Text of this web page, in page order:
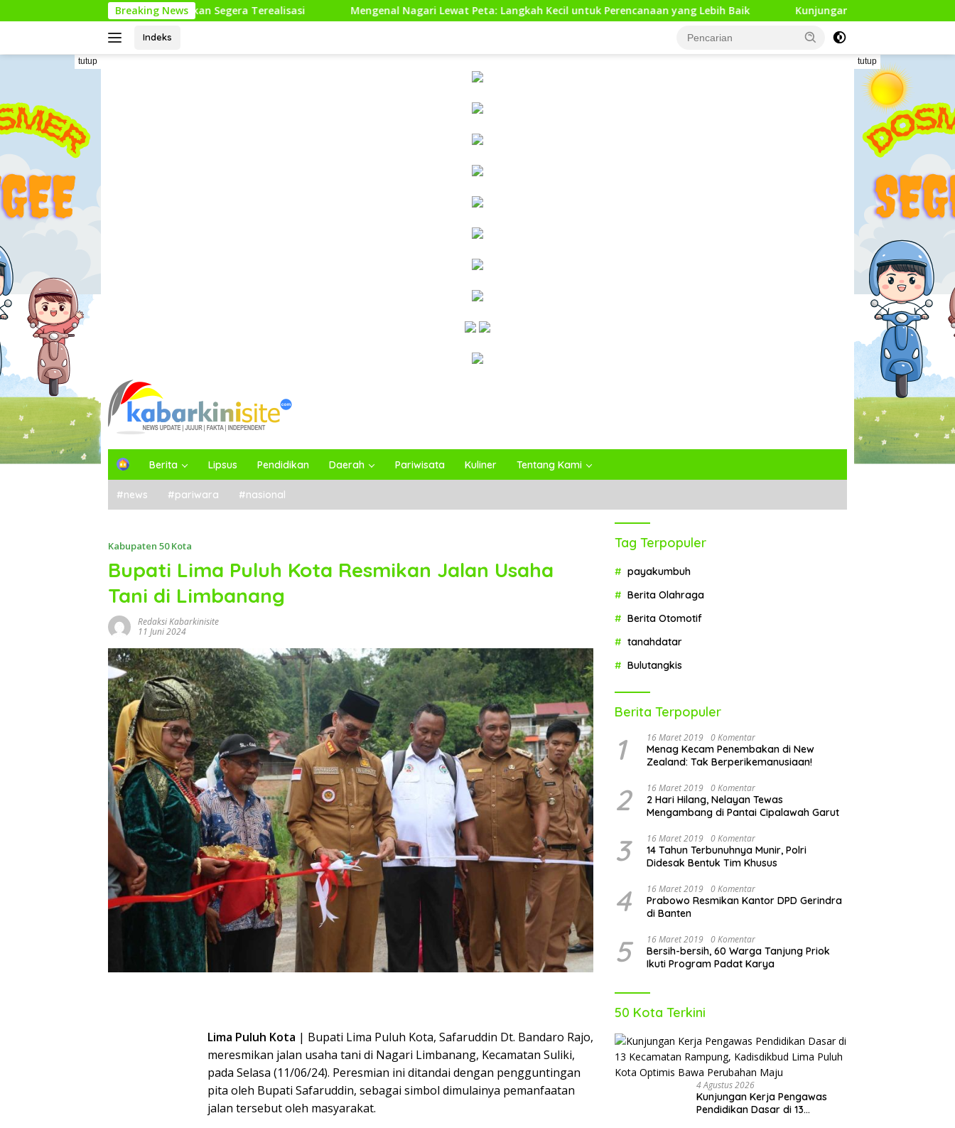
ke
Breaking News
Kota Pastikan Perbaikan Segera Terealisasi Mengenal Nagari Lewat Peta: Langkah Kecil untuk Perencanaan yang Lebih Baik Kunjungan Kerja Pengawas Pendidikan Dasar
Indeks
tutup tutup
H
e
Berita Lipsus Pendidikan Daerah Pariwisata Kuliner Tentang Kami
#news #pariwara #nasional
Kabupaten 50 Kota
Bupati Lima Puluh Kota Resmikan Jalan Usaha
Tani di Limbanang
Redaksi Kabarkinisite
11 Juni 2024
Lima Puluh Kota | Bupati Lima Puluh Kota, Safaruddin Dt. Bandaro Rajo,
meresmikan jalan usaha tani di Nagari Limbanang, Kecamatan Suliki,
pada Selasa (11/06/24). Peresmian ini ditandai dengan pengguntingan
pita oleh Bupati Safaruddin, sebagai simbol dimulainya pemanfaatan
jalan tersebut oleh masyarakat.
Tag Terpopuler
payakumbuh
Berita Olahraga
Berita Otomotif
tanahdatar
Bulutangkis
Berita Terpopuler
1 16 Maret 2019 0 Komentar
Menag Kecam Penembakan di New
Zealand: Tak Berperikemanusiaan!
2 16 Maret 2019 0 Komentar
2 Hari Hilang, Nelayan Tewas
Mengambang di Pantai Cipalawah Garut
3 16 Maret 2019 0 Komentar
14 Tahun Terbunuhnya Munir, Polri
Didesak Bentuk Tim Khusus
4 16 Maret 2019 0 Komentar
Prabowo Resmikan Kantor DPD Gerindra
di Banten
5 16 Maret 2019 0 Komentar
Bersih-bersih, 60 Warga Tanjung Priok
Ikuti Program Padat Karya
50 Kota Terkini
4 Agustus 2026
Kunjungan Kerja Pengawas
Pendidikan Dasar di 13